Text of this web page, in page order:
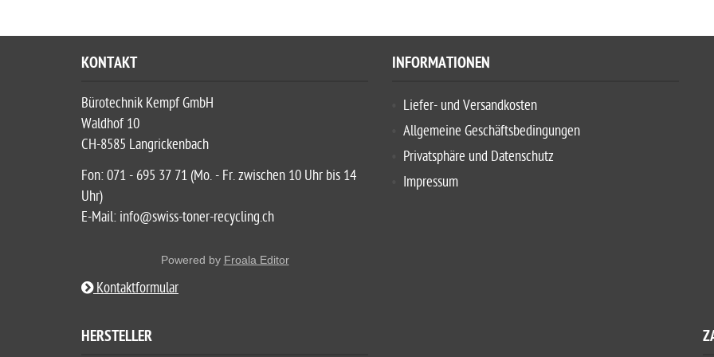
KONTAKT
Bürotechnik Kempf GmbH
Waldhof 10
CH-8585 Langrickenbach
Fon: 071 - 695 37 71 (Mo. - Fr. zwischen 10 Uhr bis 14
Uhr)
E-Mail: info@swiss-toner-recycling.ch
Powered by Froala Editor
Kontaktformular
INFORMATIONEN
Liefer- und Versandkosten
Allgemeine Geschäftsbedingungen
Privatsphäre und Datenschutz
Impressum
HERSTELLER